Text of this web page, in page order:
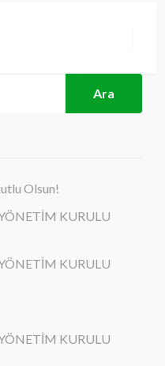
Olsun!
KURULU
KURULU
KURULU